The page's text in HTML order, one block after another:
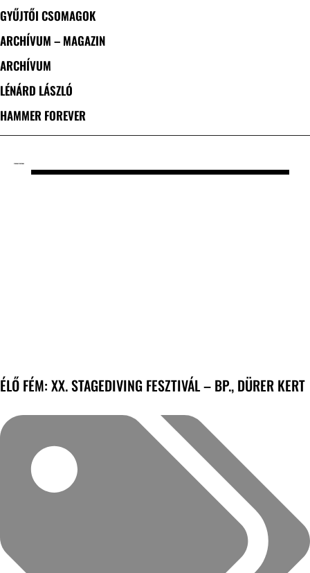
GYŰJTŐI CSOMAGOK
ARCHÍVUM – MAGAZIN
ARCHÍVUM
LÉNÁRD LÁSZLÓ
HAMMER FOREVER
ÉLŐ FÉM: XX. STAGEDIVING FESZTIVÁL – BP., DÜRER KERT